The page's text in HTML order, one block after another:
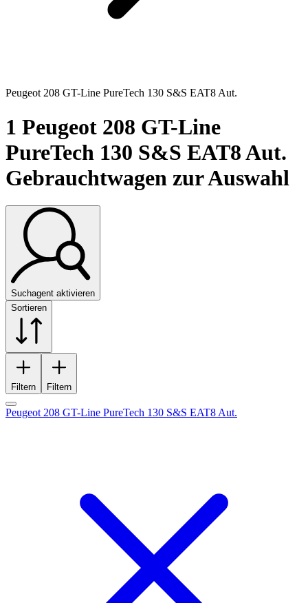
Peugeot 208 GT-Line PureTech 130 S&S EAT8 Aut.
1 Peugeot 208 GT-Line
PureTech 130 S&S EAT8 Aut.
Gebrauchtwagen zur Auswahl
Suchagent aktivieren
Sortieren
Filtern Filtern
Peugeot 208 GT-Line PureTech 130 S&S EAT8 Aut.